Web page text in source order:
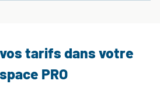
tarifs dans votre
PRO